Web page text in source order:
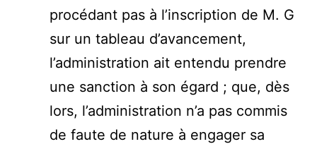
procédant pas à l’inscription de M. G
sur un tableau d’avancement,
l’administration ait entendu prendre
une sanction à son égard ; que, dès
lors, l’administration n’a pas commis
de faute de nature à engager sa